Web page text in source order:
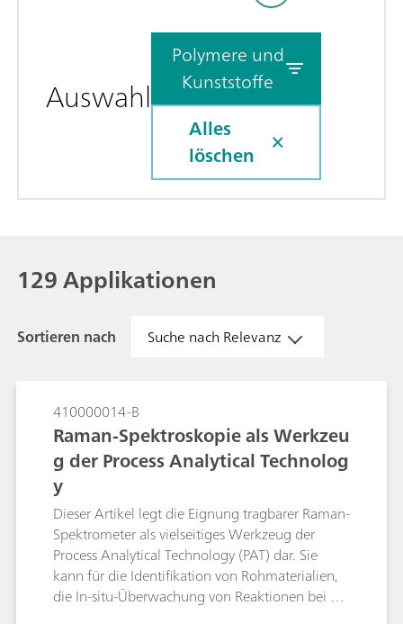
Auswahl
Polymere und
Kunststoffe
Alles
löschen
129 Applikationen
Sortieren nach Suche nach Relevanz
410000014-B
Raman-Spektroskopie als Werkzeu
g der Process Analytical Technolog
y
Dieser Artikel legt die Eignung tragbarer Raman-
Spektrometer als vielseitiges Werkzeug der
Process Analytical Technology (PAT) dar. Sie
kann für die Identifikation von Rohmaterialien,
die In-situ-Überwachung von Reaktionen bei der